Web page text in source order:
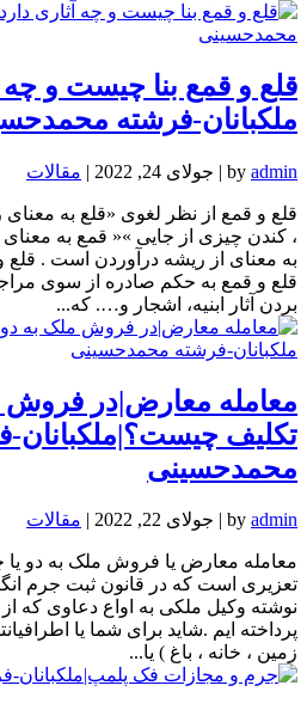
قلع و قمع بنا چیست و چه
ملکبانان-فرشته
by admin
| جولای 24, 2022 | مقالات
قلع و قمع از نظر لغوی «قلع به
، کندن چیزی از جایی »« قمع به
به معنای از ریشه درآوردن است .
قلع و قمع به حکم صادره از سوی
بردن آثار ابنیه، اشجار و…. که...
معامله معارض|در فروش
تکلیف چیست؟|ملکبانان-
محمدحسینی
by admin
| جولای 22, 2022 | مقالات
معامله معارض یا فروش ملک به دو یا
تعزیری است که در قانون ثبت جرم
نوشته وکیل ملکی به اواع دعاوی که
پرداخته ایم .شاید برای شما یا
زمین ، خانه ، باغ ) یا...